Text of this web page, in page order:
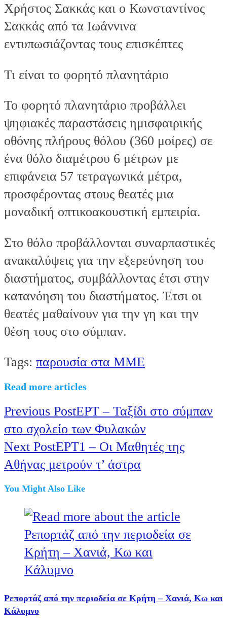
Χρήστος Σακκάς και ο Κωνσταντίνος
Σακκάς από τα Ιωάννινα
εντυπωσιάζοντας τους επισκέπτες
Τι είναι το φορητό πλανητάριο
Το φορητό πλανητάριο προβάλλει
ψηφιακές παραστάσεις ημισφαιρικής
οθόνης πλήρους θόλου (360 μοίρες) σε
ένα θόλο διαμέτρου 6 μέτρων με
επιφάνεια 57 τετραγωνικά μέτρα,
προσφέροντας στους θεατές μια
μοναδική οπτικοακουστική εμπειρία.
Στο θόλο προβάλλονται συναρπαστικές
ανακαλύψεις για την εξερεύνηση του
διαστήματος, συμβάλλοντας έτσι στην
κατανόηση του διαστήματος. Έτσι οι
θεατές μαθαίνουν για την γη και την
θέση τους στο σύμπαν.
Tags: παρουσία στα ΜΜΕ
Read more articles
Previous PostΕΡΤ – Ταξίδι στο σύμπαν
στο σχολείο των Φυλακών
Next PostΕΡΤ1 – Οι Μαθητές της
Αθήνας μετρούν τ’ άστρα
You Might Also Like
Ρεπορτάζ από την περιοδεία σε Κρήτη – Χανιά, Κω και
Κάλυμνο